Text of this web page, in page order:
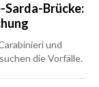
Brücke:
und
die Vorfälle.